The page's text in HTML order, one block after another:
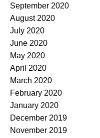
September 2020
August 2020
July 2020
June 2020
May 2020
April 2020
March 2020
February 2020
January 2020
December 2019
November 2019